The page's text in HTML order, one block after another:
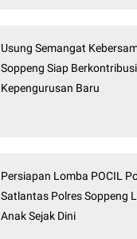
Usung Semangat
Soppeng Siap
Kepengurusan Baru
Persiapan Lomba POCIL
Satlantas Polres Soppeng
Anak Sejak Dini